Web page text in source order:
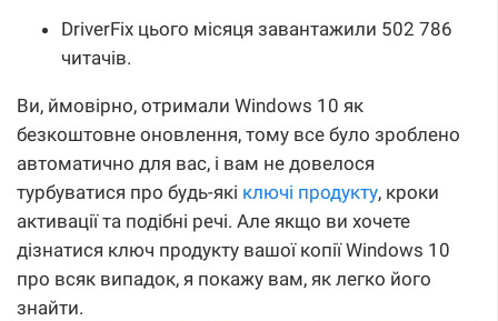
DriverFix цього місяця завантажили 502 786
читачів.
Ви, ймовірно, отримали Windows 10 як
безкоштовне оновлення, тому все було зроблено
автоматично для вас, і вам не довелося
турбуватися про будь-які ключі продукту, кроки
активації та подібні речі. Але якщо ви хочете
дізнатися ключ продукту вашої копії Windows 10
про всяк випадок, я покажу вам, як легко його
знайти.